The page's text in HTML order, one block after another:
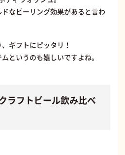
なピーリング効果があると言わ
ギフトにピッタリ！
というのも嬉しいですよね。
ラフトビール飲み比べ